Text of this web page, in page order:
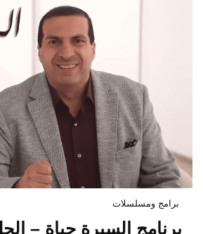
برامج ومسلسلات
برنامج السيرة حياة –